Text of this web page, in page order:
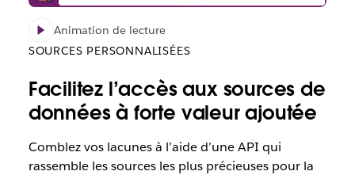
Animation de lecture
SOURCES PERSONNALISÉES
Facilitez l’accès aux sources de
données à forte valeur ajoutée
Comblez vos lacunes à l’aide d’une API qui
rassemble les sources les plus précieuses pour la